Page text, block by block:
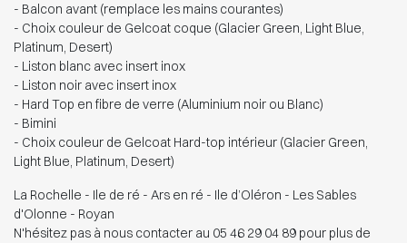
- Balcon avant (remplace les mains courantes)
- Choix couleur de Gelcoat coque (Glacier Green, Light Blue,
Platinum, Desert)
- Liston blanc avec insert inox
- Liston noir avec insert inox
- Hard Top en fibre de verre (Aluminium noir ou Blanc)
- Bimini
- Choix couleur de Gelcoat Hard-top intérieur (Glacier Green,
Light Blue, Platinum, Desert)
La Rochelle - Ile de ré - Ars en ré - Ile d’Oléron - Les Sables
d'Olonne - Royan
N'hésitez pas à nous contacter au 05 46 29 04 89 pour plus de